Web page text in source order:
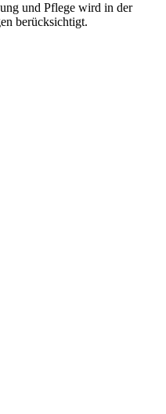
und Pflege wird in der
berücksichtigt.